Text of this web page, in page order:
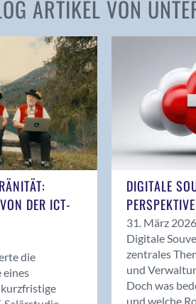
ARTIKEL VON
DER ICT-
die
eines
DIGITALE
31. März
Digitale
zentrales
und
Doch was
und welche